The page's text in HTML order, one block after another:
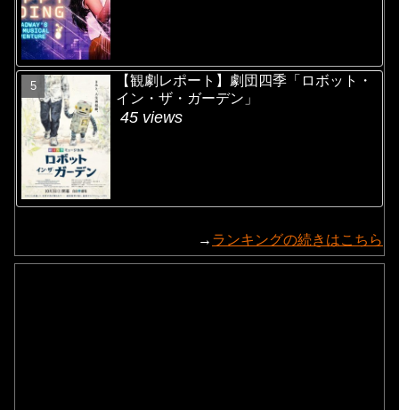
【観劇レポート】劇団四季「ロボット・
イン・ザ・ガーデン」
45 views
→ ランキングの続きはこちら